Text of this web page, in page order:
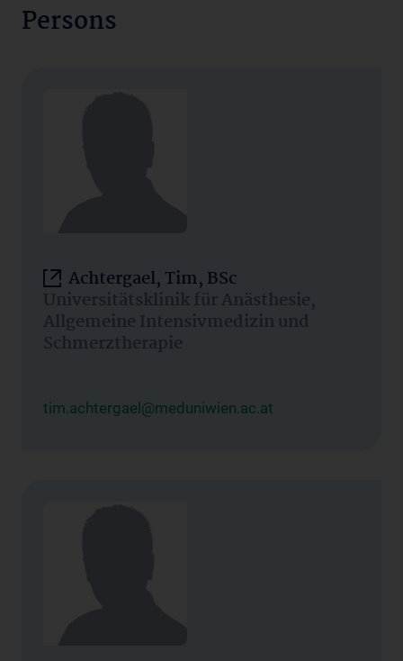
Persons
Achtergael, Tim, BSc
Universitätsklinik für Anästhesie,
Allgemeine Intensivmedizin und
Schmerztherapie
tim.achtergael@meduniwien.ac.at